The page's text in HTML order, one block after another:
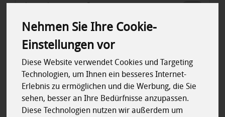
Nehmen Sie Ihre Cookie-
Einstellungen vor
Diese Website verwendet Cookies und Targeting
Technologien, um Ihnen ein besseres Internet-
Erlebnis zu ermöglichen und die Werbung, die Sie
sehen, besser an Ihre Bedürfnisse anzupassen.
Diese Technologien nutzen wir außerdem um
das verlässt unser Sortiment
Großgebinde